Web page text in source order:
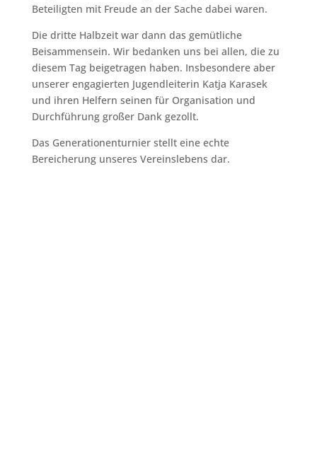
Beteiligten mit Freude an der Sache dabei waren.
Die dritte Halbzeit war dann das gemütliche
Beisammensein. Wir bedanken uns bei allen, die zu
diesem Tag beigetragen haben. Insbesondere aber
unserer engagierten Jugendleiterin Katja Karasek
und ihren Helfern seinen für Organisation und
Durchführung großer Dank gezollt.
Das Generationenturnier stellt eine echte
Bereicherung unseres Vereinslebens dar.